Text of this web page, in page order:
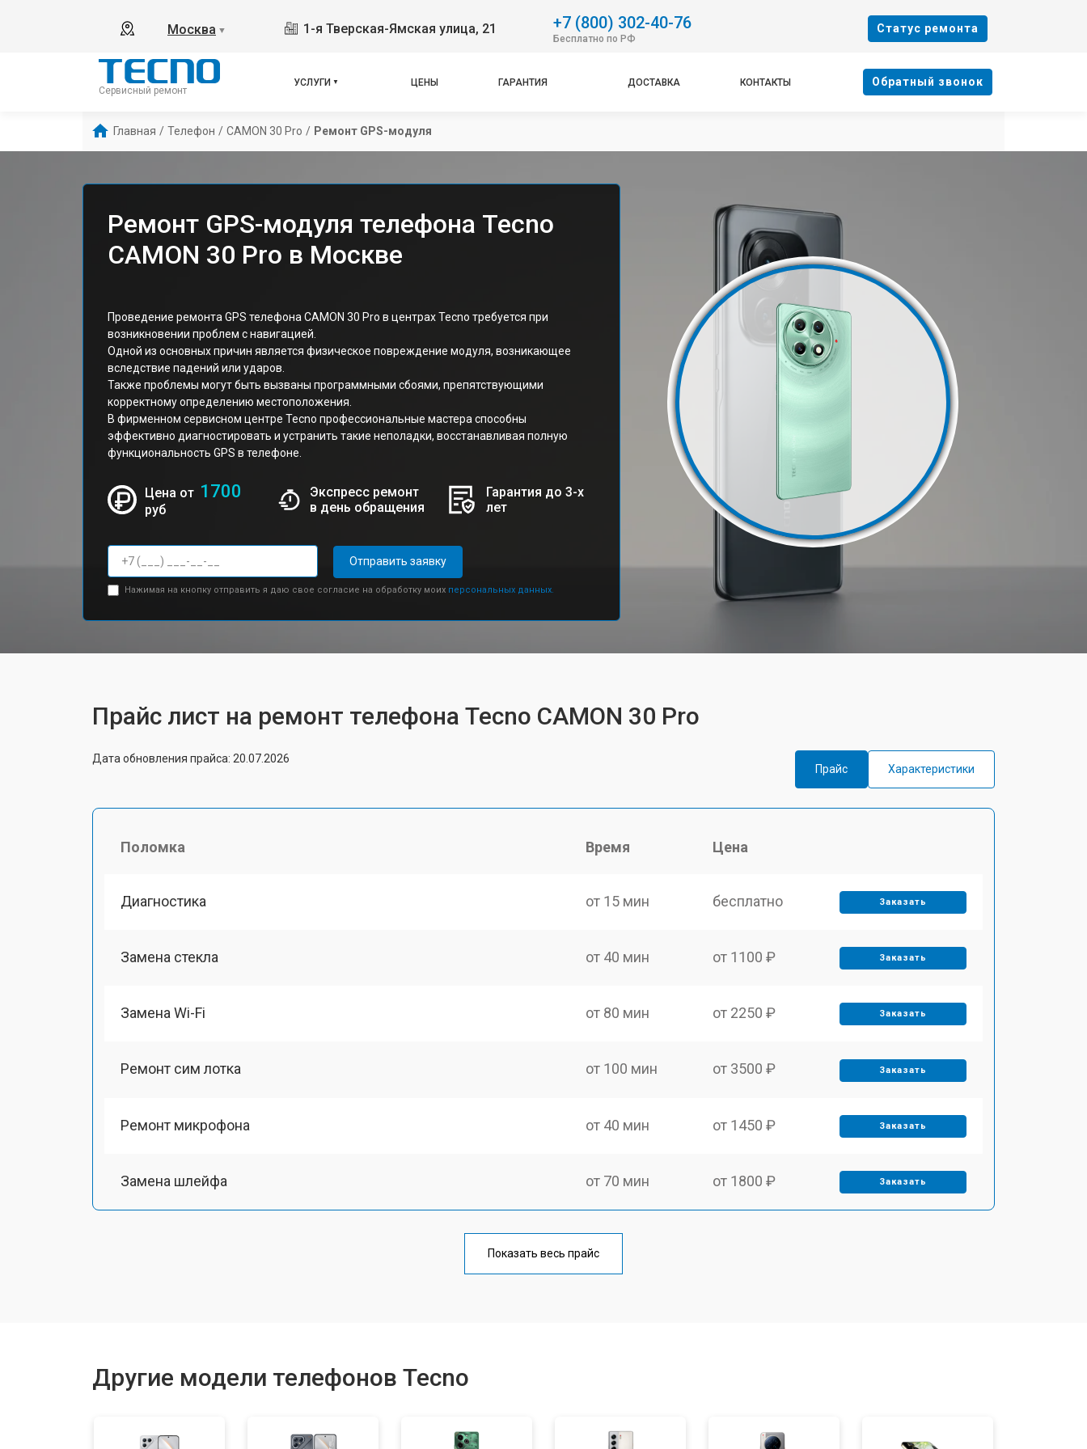
Москва ▼ 1-я Тверская-Ямская улица, 21 +7 (800) 302-40-76
Бесплатно по РФ
Cтатус ремонта
Сервисный ремонт
УСЛУГИ ЦЕНЫ ГАРАНТИЯ ДОСТАВКА КОНТАКТЫ Oбратный звонок
Главная / Телефон / CAMON 30 Pro / Ремонт GPS-модуля
Ремонт GPS-модуля телефона Tecno
CAMON 30 Pro в Москве
Проведение ремонта GPS телефона CAMON 30 Pro в центрах Tecno требуется при
возникновении проблем с навигацией.
Одной из основных причин является физическое повреждение модуля, возникающее
вследствие падений или ударов.
Также проблемы могут быть вызваны программными сбоями, препятствующими
корректному определению местоположения.
В фирменном сервисном центре Tecno профессиональные мастера способны
эффективно диагностировать и устранить такие неполадки, восстанавливая полную
функциональность GPS в телефоне.
Цена от 1700
руб
Экспресс ремонт
в день обращения
Гарантия до 3-х
лет
Отправить заявку
Нажимая на кнопку отправить я даю свое согласие на обработку моих персональных данных.
Прайс лист на ремонт телефона Tecno CAMON 30 Pro
Дата обновления прайса: 20.07.2026
Прайс
Характеристики
Поломка Время Цена
Диагностика от 15 мин бесплатно Заказать
Замена стекла от 40 мин от 1100 ₽ Заказать
Замена Wi-Fi от 80 мин от 2250 ₽ Заказать
Ремонт сим лотка от 100 мин от 3500 ₽ Заказать
Ремонт микрофона от 40 мин от 1450 ₽ Заказать
Замена шлейфа от 70 мин от 1800 ₽ Заказать
от 50 мин
Показать весь прайс
Другие модели телефонов Tecno